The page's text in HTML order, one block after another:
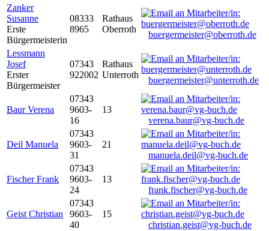
Zanker
Susanne
Erste
Bürgermeisterin
08333
8965
Rathaus
Oberroth
buergermeister@oberroth.de
Lessmann
Josef
Erster
Bürgermeister
07343
922002
Rathaus
Unterroth
buergermeister@unterroth.de
Baur Verena
07343
9603-
16
13
verena.baur@vg-buch.de
Deil Manuela
07343
9603-
31
21
manuela.deil@vg-buch.de
Fischer Frank
07343
9603-
24
13
frank.fischer@vg-buch.de
Geist Christian
07343
9603-
40
15
christian.geist@vg-buch.de